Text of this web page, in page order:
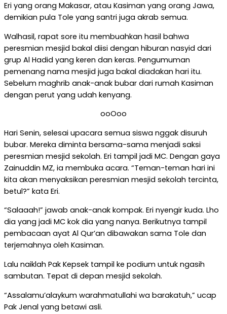
Eri yang orang Makasar, atau Kasiman yang orang Jawa,
demikian pula Tole yang santri juga akrab semua.
Walhasil, rapat sore itu membuahkan hasil bahwa
peresmian mesjid bakal diisi dengan hiburan nasyid dari
grup Al Hadid yang keren dan keras. Pengumuman
pemenang nama mesjid juga bakal diadakan hari itu.
Sebelum maghrib anak-anak bubar dari rumah Kasiman
dengan perut yang udah kenyang.
ooOoo
Hari Senin, selesai upacara semua siswa nggak disuruh
bubar. Mereka diminta bersama-sama menjadi saksi
peresmian mesjid sekolah. Eri tampil jadi MC. Dengan gaya
Zainuddin MZ, ia membuka acara. “Teman-teman hari ini
kita akan menyaksikan peresmian mesjid sekolah tercinta,
betul?” kata Eri.
“Salaaah!” jawab anak-anak kompak. Eri nyengir kuda. Lho
dia yang jadi MC kok dia yang nanya. Berikutnya tampil
pembacaan ayat Al Qur’an dibawakan sama Tole dan
terjemahnya oleh Kasiman.
Lalu naiklah Pak Kepsek tampil ke podium untuk ngasih
sambutan. Tepat di depan mesjid sekolah.
“Assalamu’alaykum warahmatullahi wa barakatuh,” ucap
Pak Jenal yang betawi asli.